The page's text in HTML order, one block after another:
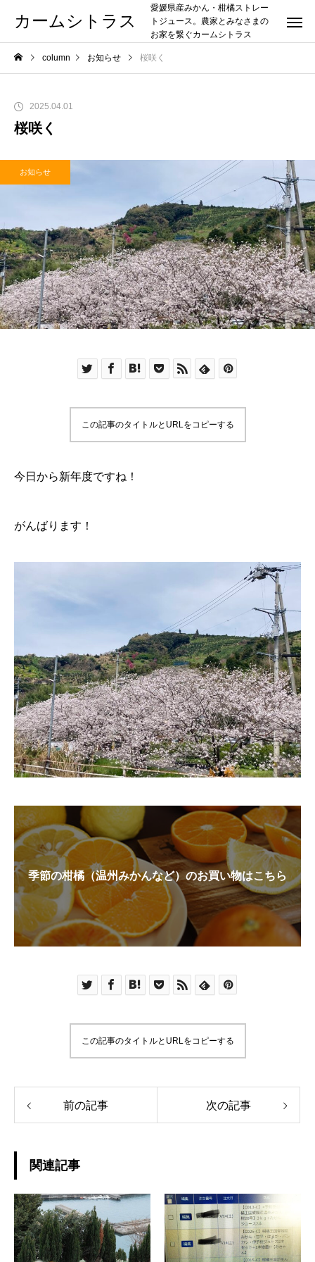
カームシトラス
愛媛県産みかん・柑橘ストレー
トジュース。農家とみなさまの
お家を繋ぐカームシトラス
column お知らせ 桜咲く
2025.04.01
桜咲く
お知らせ
この記事のタイトルとURLをコピーする
今日から新年度ですね！
がんばります！
季節の柑橘（温州みかんなど）のお買い物はこちら
この記事のタイトルとURLをコピーする
前の記事 次の記事
関連記事